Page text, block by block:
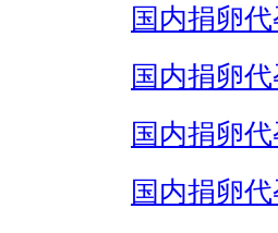
国内捐卵
国内捐卵
国内捐卵
国内捐卵代